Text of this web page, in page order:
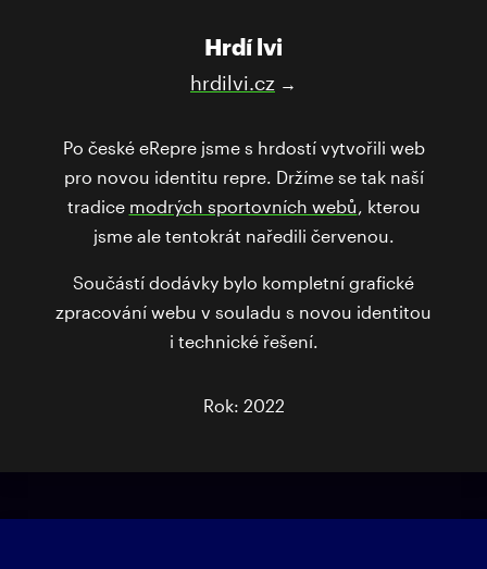
Hrdí lvi
hrdilvi.cz →
Po české eRepre jsme s hrdostí vytvořili web
pro novou identitu repre. Držíme se tak naší
tradice modrých sportovních webů, kterou
jsme ale tentokrát naředili červenou.
Součástí dodávky bylo kompletní grafické
zpracování webu v souladu s novou identitou
i technické řešení.
Rok: 2022